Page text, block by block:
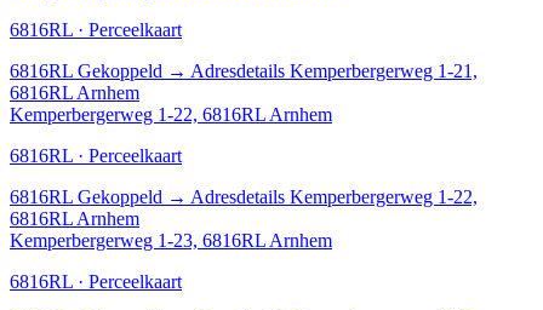
6816RL · Perceelkaart
6816RL Gekoppeld → Adresdetails Kemperbergerweg 1-21,
6816RL Arnhem
Kemperbergerweg 1-22, 6816RL Arnhem
6816RL · Perceelkaart
6816RL Gekoppeld → Adresdetails Kemperbergerweg 1-22,
6816RL Arnhem
Kemperbergerweg 1-23, 6816RL Arnhem
6816RL · Perceelkaart